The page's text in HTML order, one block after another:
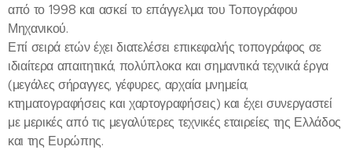
από το 1998 και ασκεί το επάγγελμα του Τοπογράφου
Μηχανικού.
Επί σειρά ετών έχει διατελέσει επικεφαλής τοπογράφος σε
ιδιαίτερα απαιτητικά, πολύπλοκα και σημαντικά τεχνικά έργα
(μεγάλες σήραγγες, γέφυρες, αρχαία μνημεία,
κτηματογραφήσεις και χαρτογραφήσεις) και έχει συνεργαστεί
με μερικές από τις μεγαλύτερες τεχνικές εταιρείες της Ελλάδος
και της Ευρώπης.